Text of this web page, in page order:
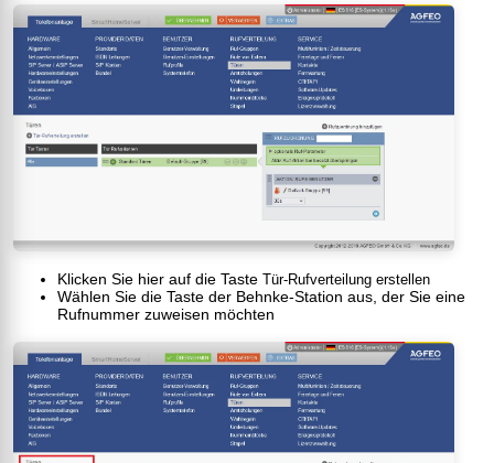
Klicken Sie hier auf die TasteTür-Rufverteilung erstellen
Wählen Sie die Taste der Behnke-Station aus, der Sie eine
Rufnummer zuweisen möchten